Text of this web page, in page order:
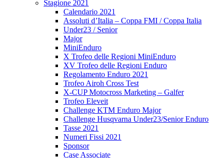
Stagione 2021
Calendario 2021
Assoluti d’Italia – Coppa FMI / Coppa Italia
Under23 / Senior
Major
MiniEnduro
X Trofeo delle Regioni MiniEnduro
XV Trofeo delle Regioni Enduro
Regolamento Enduro 2021
Trofeo Airoh Cross Test
X-CUP Motocross Marketing – Galfer
Trofeo Eleveit
Challenge KTM Enduro Major
Challenge Husqvarna Under23/Senior Enduro
Tasse 2021
Numeri Fissi 2021
Sponsor
Case Associate